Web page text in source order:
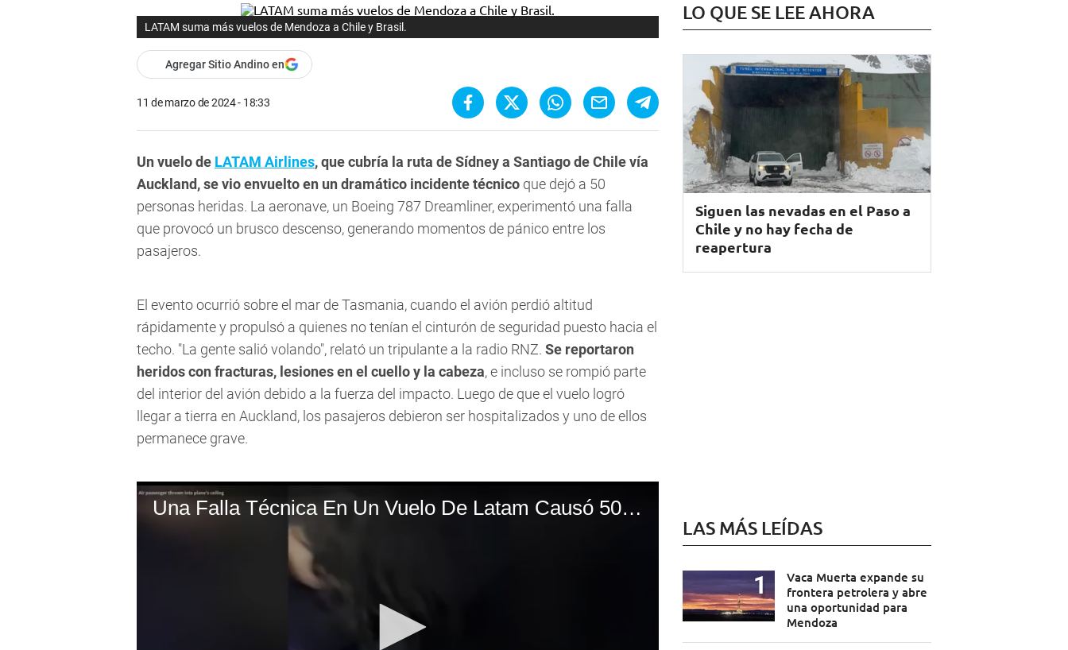
LATAM suma más vuelos de Mendoza a Chile y Brasil.
Agregar Sitio Andino en
11 de marzo de 2024 - 18:33
Un vuelo de LATAM Airlines, que cubría la ruta de Sídney a Santiago de Chile vía
Auckland, se vio envuelto en un dramático incidente técnico que dejó a 50
personas heridas. La aeronave, un Boeing 787 Dreamliner, experimentó una falla
que provocó un brusco descenso, generando momentos de pánico entre los
pasajeros.
El evento ocurrió sobre el mar de Tasmania, cuando el avión perdió altitud
rápidamente y propulsó a quienes no tenían el cinturón de seguridad puesto hacia el
techo. "La gente salió volando", relató un tripulante a la radio RNZ. Se reportaron
heridos con fracturas, lesiones en el cuello y la cabeza, e incluso se rompió parte
del interior del avión debido a la fuerza del impacto. Luego de que el vuelo logró
llegar a tierra en Auckland, los pasajeros debieron ser hospitalizados y uno de ellos
permanece grave.
Una Falla Técnica En Un Vuelo De Latam Causó 50 Heridos, Algunos De Gravedad
LO QUE SE LEE AHORA
Siguen las nevadas en el Paso a
Chile y no hay fecha de
reapertura
LAS MÁS LEÍDAS
Vaca Muerta expande su
frontera petrolera y abre
una oportunidad para
Mendoza